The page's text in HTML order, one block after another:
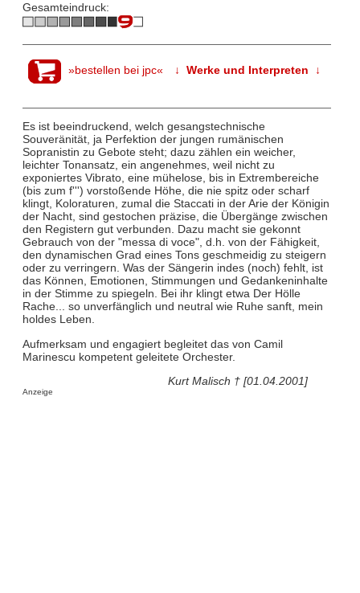
Gesamteindruck:
»bestellen bei jpc« ↓ Werke und Interpreten ↓
Es ist beeindruckend, welch gesangstechnische
Souveränität, ja Perfektion der jungen rumänischen
Sopranistin zu Gebote steht; dazu zählen ein weicher,
leichter Tonansatz, ein angenehmes, weil nicht zu
exponiertes Vibrato, eine mühelose, bis in Extrembereiche
(bis zum f''') vorstoßende Höhe, die nie spitz oder scharf
klingt, Koloraturen, zumal die Staccati in der Arie der Königin
der Nacht, sind gestochen präzise, die Übergänge zwischen
den Registern gut verbunden. Dazu macht sie gekonnt
Gebrauch von der "messa di voce", d.h. von der Fähigkeit,
den dynamischen Grad eines Tons geschmeidig zu steigern
oder zu verringern. Was der Sängerin indes (noch) fehlt, ist
das Können, Emotionen, Stimmungen und Gedankeninhalte
in der Stimme zu spiegeln. Bei ihr klingt etwa Der Hölle
Rache... so unverfänglich und neutral wie Ruhe sanft, mein
holdes Leben.
Aufmerksam und engagiert begleitet das von Camil
Marinescu kompetent geleitete Orchester.
Kurt Malisch † [01.04.2001]
Anzeige